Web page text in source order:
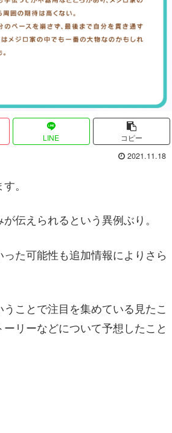
LINE コピー
2021.11.18
。
伝えられるという異例ぶり。
た可能性も追加情報によりさら
ことで注目を集めている見たこ
リーなどについて予想したこと